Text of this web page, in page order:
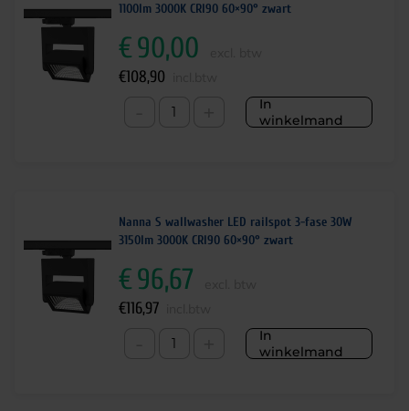
1100lm 3000K CRI90 60×90° zwart
In
winkelmand
€90,00
€108,90
Nanna S wallwasher LED railspot 3-fase 30W
3150lm 3000K CRI90 60×90° zwart
In
winkelmand
€96,67
€116,97